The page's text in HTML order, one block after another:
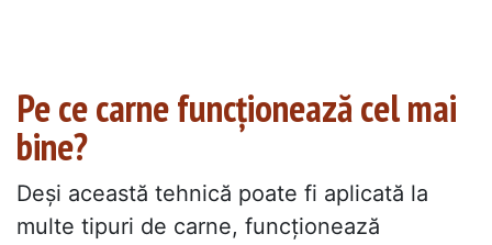
Pe ce carne funcționează cel mai
bine?
Deși această tehnică poate fi aplicată la
multe tipuri de carne, funcționează